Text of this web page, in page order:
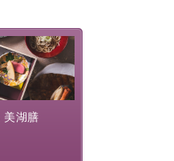
ださい。
ニューアルで大きな窓を
花火の美景をご堪能いた
美湖膳
地で特別を
長・神原 裕
作和会席で
の幸...